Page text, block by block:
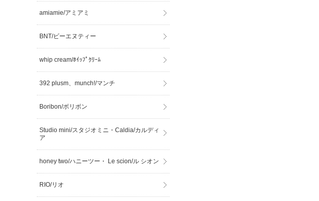
amiamie/アミアミ
BNT/ビーエヌティー
whip cream/ﾎｲｯﾌﾟｸﾘｰﾑ
392 plusm、munch!/マンチ
Boribon/ボリボン
Studio mini/スタジオミニ・Caldia/カルディ
ア
honey two/ハニーツー・ Le scion/ル シオン
RIO/リオ